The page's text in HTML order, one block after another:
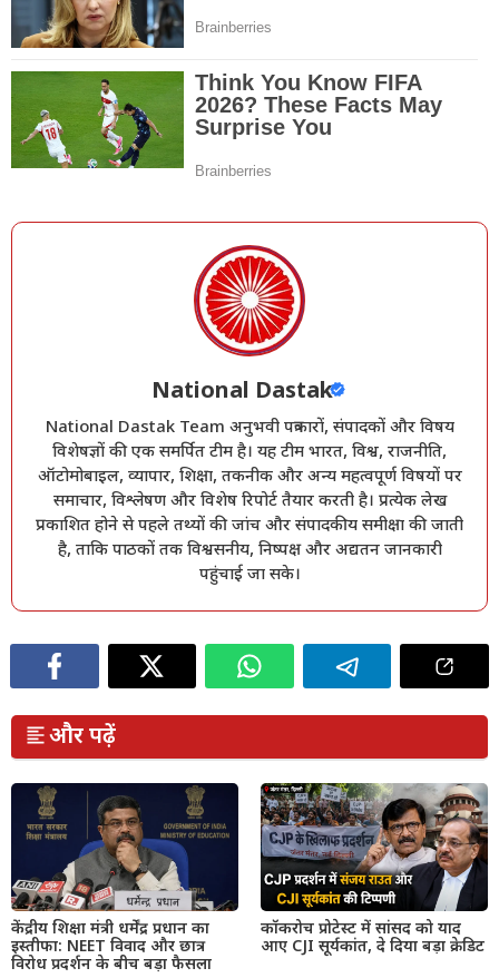
National Dastak
National Dastak Team अनुभवी पत्रकारों, संपादकों और विषय
विशेषज्ञों की एक समर्पित टीम है। यह टीम भारत, विश्व, राजनीति,
ऑटोमोबाइल, व्यापार, शिक्षा, तकनीक और अन्य महत्वपूर्ण विषयों पर
समाचार, विश्लेषण और विशेष रिपोर्ट तैयार करती है। प्रत्येक लेख
प्रकाशित होने से पहले तथ्यों की जांच और संपादकीय समीक्षा की जाती
है, ताकि पाठकों तक विश्वसनीय, निष्पक्ष और अद्यतन जानकारी
पहुंचाई जा सके।
और पढ़ें
केंद्रीय शिक्षा मंत्री धर्मेंद्र प्रधान का
इस्तीफा: NEET विवाद और छात्र
विरोध प्रदर्शन के बीच बड़ा फैसला
कॉकरोच प्रोटेस्ट में सांसद को याद
आए CJI सूर्यकांत, दे दिया बड़ा क्रेडिट